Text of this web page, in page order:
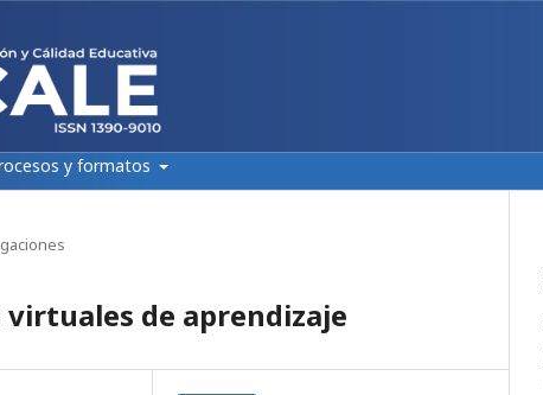
y formatos
de aprendizaje